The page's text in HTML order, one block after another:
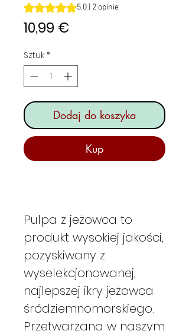
Ocena to 5.0 na pięć gwiazdek na
5.0 | 2 opinie
10,99 €
Sztuk *
Dodaj do koszyka
Kup
Pulpa z jeżowca to
produkt wysokiej jakości,
pozyskiwany z
wyselekcjonowanej,
najlepszej ikry jeżowca
śródziemnomorskiego.
Przetwarzana w naszym